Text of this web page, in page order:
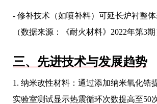
- 修补技术（如喷补料）可延长炉衬整体
（数据来源：《耐火材料》2022年第3期
三、先进技术与发展趋势
1. 纳米改性材料：通过添加纳米氧化锆
实验室测试显示热震循环次数提高至50